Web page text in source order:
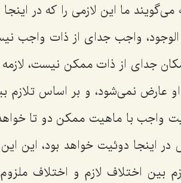
ما این لازمى را كه در اینجا
واجب جداى از ذات واجب
جداى از ذات ممكن نیست،
عارض نمى‌شود، و بر اساس تلازم
واجب با ماهیت ممكن دو تا
دوئیت خواهد بود، این
بین اختلاف لازم و اختلاف